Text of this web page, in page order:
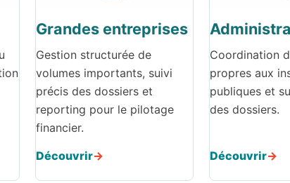
Grandes entreprises
Gestion structurée de
volumes importants, suivi
précis des dossiers et
reporting pour le pilotage
financier.
Découvrir
Coordination
propres aux
publiques et
des dossiers.
Découvrir